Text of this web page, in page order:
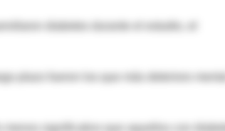
diabetes durante el estudio, el
plazo fueron los que más deterioro mental
significativo que aquellos con